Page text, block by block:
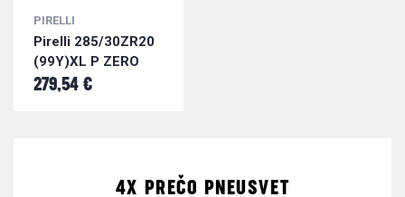
PIRELLI
Pirelli 285/30ZR20
(99Y)XL P ZERO
279,54 €
4X PREČO PNEUSVET